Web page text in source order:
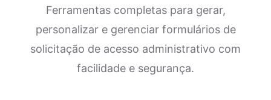
Ferramentas completas para gerar,
personalizar e gerenciar formulários de
solicitação de acesso administrativo com
facilidade e segurança.